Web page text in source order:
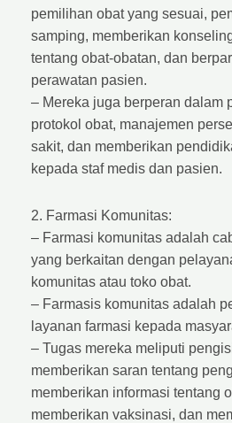
pemilihan obat yang sesuai,
samping, memberikan
tentang obat-obatan, dan
perawatan pasien.
– Mereka juga berperan dalam
protokol obat, manajemen
sakit, dan memberikan
kepada staf medis dan pasien.
2. Farmasi Komunitas:
– Farmasi komunitas adalah
yang berkaitan dengan
komunitas atau toko obat.
– Farmasis komunitas adalah
layanan farmasi kepada
– Tugas mereka meliputi
memberikan saran tentang
memberikan informasi tentang
memberikan vaksinasi, dan